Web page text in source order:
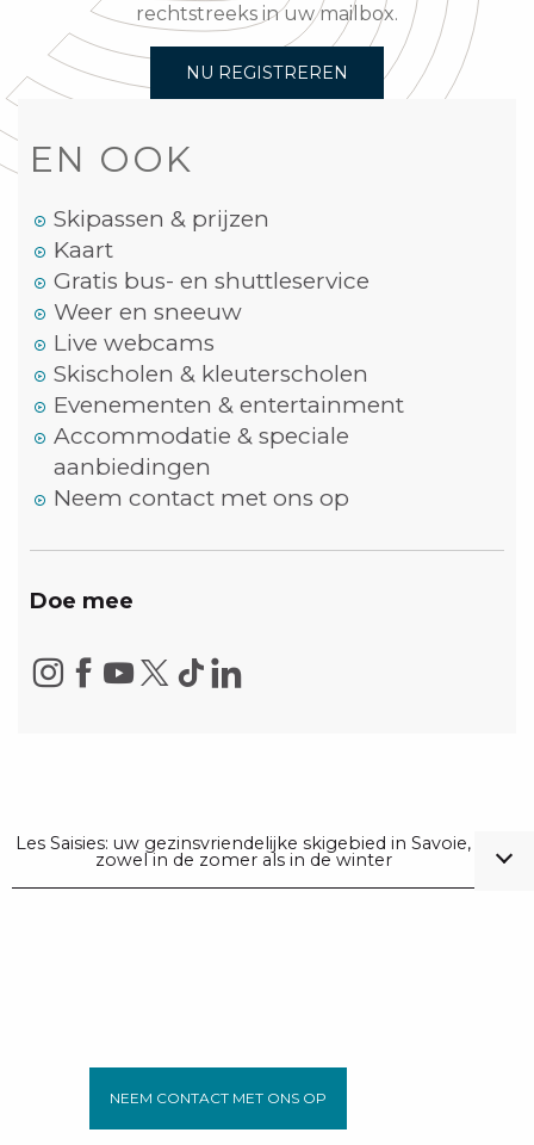
rechtstreeks in uw mailbox.
NU REGISTREREN
EN OOK
Skipassen & prijzen
Kaart
Gratis bus- en shuttleservice
Weer en sneeuw
Live webcams
Skischolen & kleuterscholen
Evenementen & entertainment
Accommodatie & speciale
aanbiedingen
Neem contact met ons op
Doe mee
Les Saisies: uw gezinsvriendelijke skigebied in Savoie,
zowel in de zomer als in de winter
NEEM CONTACT MET ONS OP